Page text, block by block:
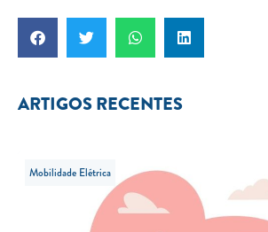
ARTIGOS RECENTES
Mobilidade Elétrica